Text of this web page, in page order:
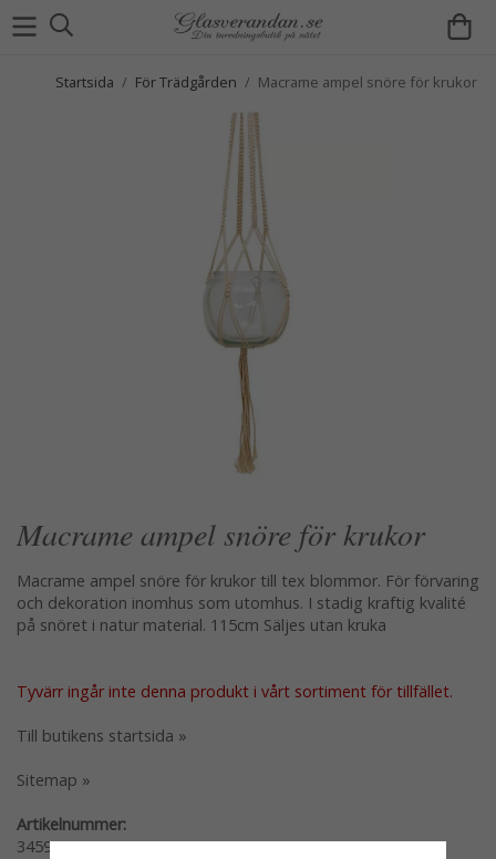
Startsida / För Trädgården / Macrame ampel snöre för krukor
Macrame ampel snöre för krukor
Macrame ampel snöre för krukor till tex blommor. För förvaring
och dekoration inomhus som utomhus. I stadig kraftig kvalité
på snöret i natur material. 115cm Säljes utan kruka
Tyvärr ingår inte denna produkt i vårt sortiment för tillfället.
Till butikens startsida »
Sitemap »
Artikelnummer:
34598